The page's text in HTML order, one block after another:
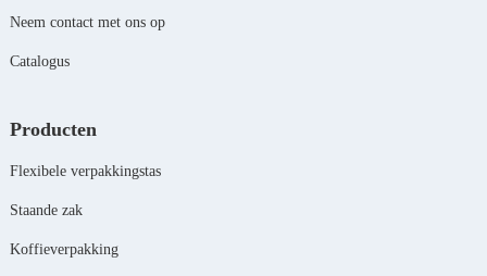
Neem contact met ons op
Catalogus
Producten
Flexibele verpakkingstas
Staande zak
Koffieverpakking